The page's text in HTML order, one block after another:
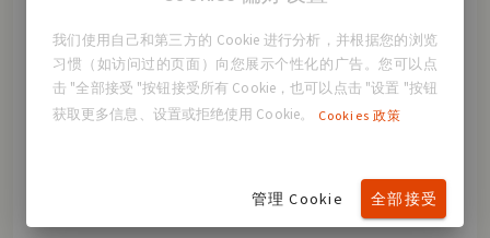
假体。
外科医生会根据植入物的类型、增大程度和您的体
型来放置和定位植入物。
但最终效果要到 3 个月后才能显现。术后请记得穿
我们使用自己和第三方的 Cookie 进行分析，并根据您的浏览
习惯（如访问过的页面）向您展示个性化的广告。您可以点
击 "全部接受 "按钮接受所有 Cookie，也可以点击 "设置 "按钮
获取更多信息、设置或拒绝使用 Cookie。
Cookies 政策
管理 Cookie 全部接受